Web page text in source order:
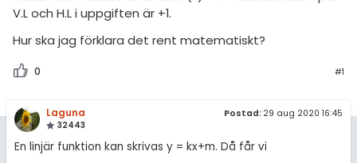
V.L och H.L i uppgiften är +1.
Hur ska jag förklara det rent matematiskt?
0 #1
Laguna
32443
Postad: 29 aug 2020 16:45
En linjär funktion kan skrivas y = kx+m. Då får vi
4
5
högskolan
språk
ämnen
diskussioner